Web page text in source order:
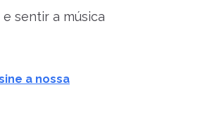
sentir a música
a nossa